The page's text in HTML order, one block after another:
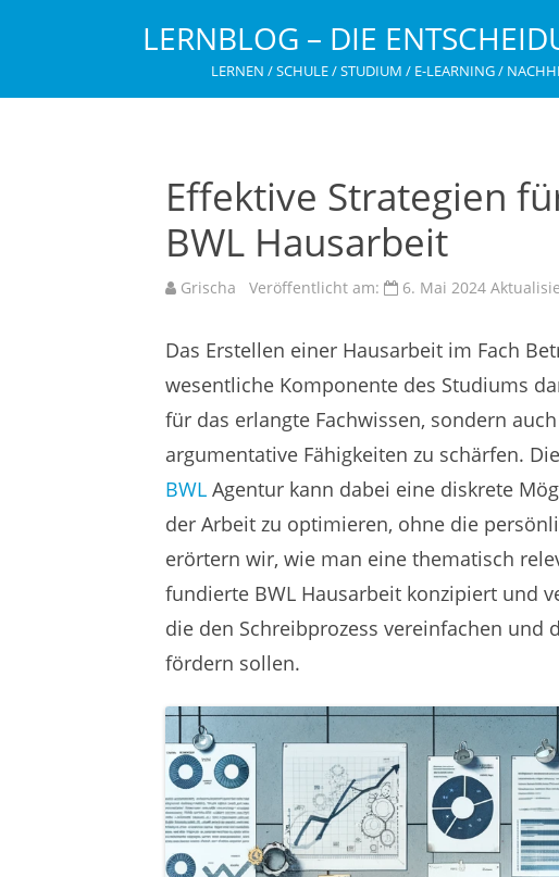
LERNBLOG – DIE
LERNEN / SCHULE / STUDIUM / E-LEARNING /
Effektive Strategien
BWL Hausarbeit
Grischa Veröffentlicht am: 6. Mai 2024
Das Erstellen einer Hausarbeit im Fach
wesentliche Komponente des Studiums
für das erlangte Fachwissen, sondern
argumentative Fähigkeiten zu schärfen.
BWL Agentur kann dabei eine diskrete
der Arbeit zu optimieren, ohne die
erörtern wir, wie man eine thematisch
fundierte BWL Hausarbeit konzipiert und
die den Schreibprozess vereinfachen und
fördern sollen.